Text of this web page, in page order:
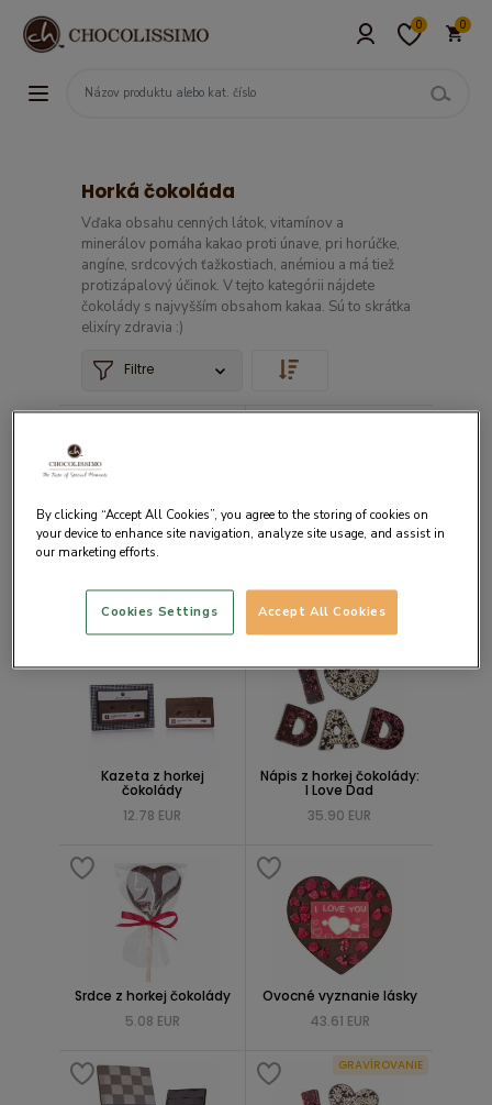
0 0
Horká čokoláda
Vďaka obsahu cenných látok, vitamínov a
minerálov pomáha kakao proti únave, pri horúčke,
angíne, srdcových ťažkostiach, anémiou a má tiež
protizápalový účinok. V tejto kategórii nájdete
čokolády s najvyšším obsahom kakaa. Sú to skrátka
elixíry zdravia :)
Filtre
Čokoládový ovládač TV
23.08 EUR
NOVINKA
Kazeta z horkej
čokolády
12.78 EUR
Nápis z horkej čokolády:
I Love Dad
35.90 EUR
Srdce z horkej čokolády
5.08 EUR
Ovocné vyznanie lásky
43.61 EUR
GRAVÍROVANIE
By clicking “Accept All Cookies”, you agree to the storing of cookies on
your device to enhance site navigation, analyze site usage, and assist in
our marketing efforts.
Accept All Cookies
Cookies Settings